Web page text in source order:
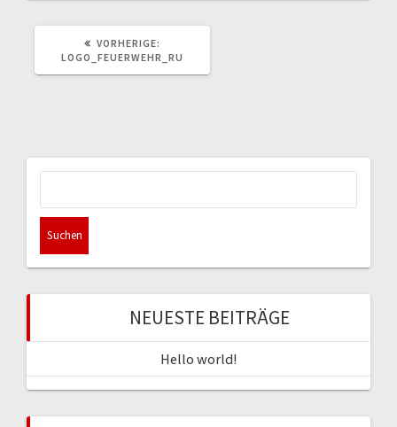
VORHERIGE:
BEITRAG:
LOGO_FEUERWEHR_RU
NEUESTE BEITRÄGE
Hello world!